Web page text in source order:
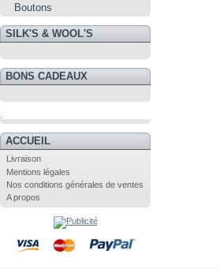
Boutons
SILK'S & WOOL'S
BONS CADEAUX
ACCUEIL
Livraison
Mentions légales
Nos conditions générales de ventes
A propos